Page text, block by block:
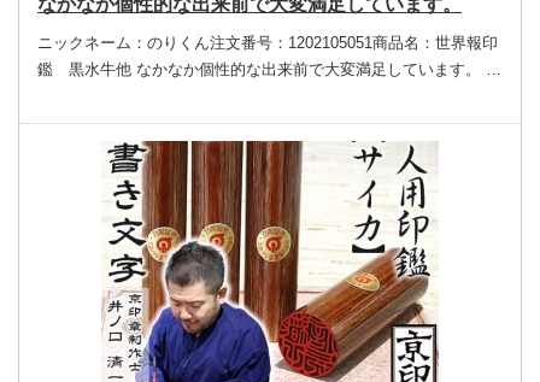
なかなか個性的な出来前で大変満足しています。
ニックネーム：のりくん注文番号：1202105051商品名：世界報印
鑑 黒水牛他 なかなか個性的な出来前で大変満足しています。 …